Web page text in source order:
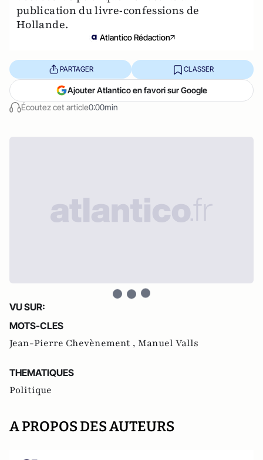
publication du livre-confessions de
Hollande.
Atlantico Rédaction
Écoutez cet article0:00min
PARTAGER CLASSER
Ajouter Atlantico en favori sur Google
VU SUR:
MOTS-CLES
Jean-Pierre Chevènement , Manuel Valls
THEMATIQUES
Politique
A PROPOS DES AUTEURS